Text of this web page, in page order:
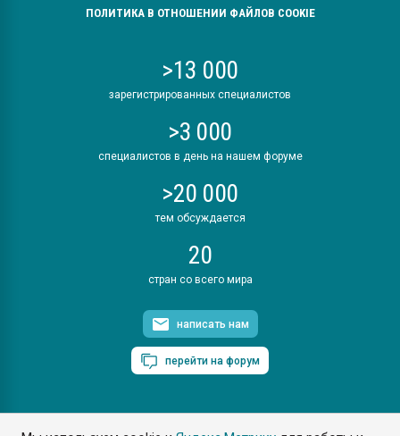
ПОЛИТИКА В ОТНОШЕНИИ ФАЙЛОВ COOKIE
>13 000
зарегистрированных специалистов
>3 000
специалистов в день на нашем форуме
>20 000
тем обсуждается
20
стран со всего мира
написать нам
перейти на форум